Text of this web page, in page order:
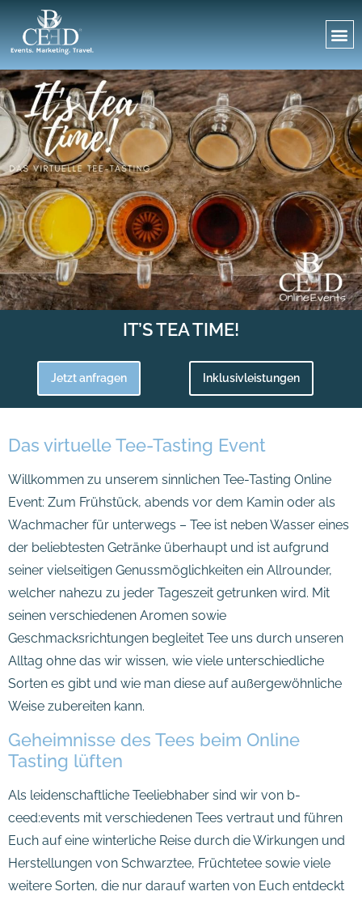
IT’S TEA TIME!
Jetzt anfragen Inklusivleistungen
Das virtuelle Tee-Tasting Event
Willkommen zu unserem sinnlichen Tee-Tasting Online
Event: Zum Frühstück, abends vor dem Kamin oder als
Wachmacher für unterwegs – Tee ist neben Wasser eines
der beliebtesten Getränke überhaupt und ist aufgrund
seiner vielseitigen Genussmöglichkeiten ein Allrounder,
welcher nahezu zu jeder Tageszeit getrunken wird. Mit
seinen verschiedenen Aromen sowie
Geschmacksrichtungen begleitet Tee uns durch unseren
Alltag ohne das wir wissen, wie viele unterschiedliche
Sorten es gibt und wie man diese auf außergewöhnliche
Weise zubereiten kann.
Geheimnisse des Tees beim Online
Tasting lüften
Als leidenschaftliche Teeliebhaber sind wir von b-
ceed:events mit verschiedenen Tees vertraut und führen
Euch auf eine winterliche Reise durch die Wirkungen und
Herstellungen von Schwarztee, Früchtetee sowie viele
weitere Sorten, die nur darauf warten von Euch entdeckt